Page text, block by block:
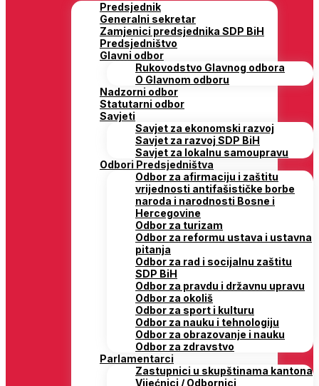
Predsjednik
Generalni sekretar
Zamjenici predsjednika SDP BiH
Predsjedništvo
Glavni odbor
Rukovodstvo Glavnog odbora
O Glavnom odboru
Nadzorni odbor
Statutarni odbor
Savjeti
Savjet za ekonomski razvoj
Savjet za razvoj SDP BiH
Savjet za lokalnu samoupravu
Odbori Predsjedništva
Odbor za afirmaciju i zaštitu
vrijednosti antifašističke borbe
naroda i narodnosti Bosne i
Hercegovine
Odbor za turizam
Odbor za reformu ustava i ustavna
pitanja
Odbor za rad i socijalnu zaštitu
SDP BiH
Odbor za pravdu i državnu upravu
Odbor za okoliš
Odbor za sport i kulturu
Odbor za nauku i tehnologiju
Odbor za obrazovanje i nauku
Odbor za zdravstvo
Parlamentarci
Zastupnici u skupštinama kantona
Vijećnici / Odbornici